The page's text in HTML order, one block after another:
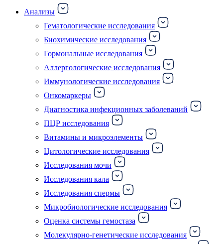
Анализы
Гематологические исследования
Биохимические исследования
Гормональные исследования
Аллергологические исследования
Иммунологические исследования
Онкомаркеры
Диагностика инфекционных заболеваний
ПЦР исследования
Витамины и микроэлементы
Цитологические исследования
Исследования мочи
Исследования кала
Исследования спермы
Микробиологические исследования
Оценка системы гемостаза
Молекулярно-генетические исследования